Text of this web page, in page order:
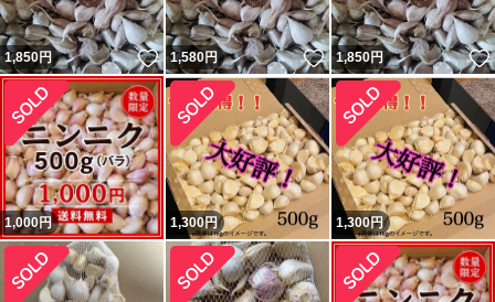
1,850円 いいね！
1,580円 いいね！
1,850円
1,000円 1,300円 1,300円